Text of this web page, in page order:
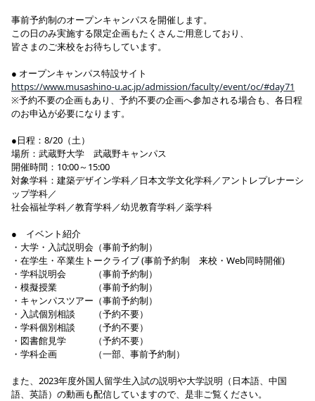
事前予約制のオープンキャンパスを開催します。
この日のみ実施する限定企画もたくさんご用意しており、
皆さまのご来校をお待ちしています。
● オープンキャンパス特設サイト
https://www.musashino-u.ac.jp/admission/faculty/event/oc/#day71
※予約不要の企画もあり、予約不要の企画へ参加される場合も、各日程
のお申込が必要になります。
●日程：8/20（土）
場所：武蔵野大学 武蔵野キャンパス
開催時間：10:00～15:00
対象学科：建築デザイン学科／日本文学文化学科／アントレプレナーシ
ップ学科／
社会福祉学科／教育学科／幼児教育学科／薬学科
● イベント紹介
・大学・入試説明会（事前予約制）
・在学生・卒業生トークライブ (事前予約制 来校・Web同時開催)
・学科説明会 （事前予約制）
・模擬授業 （事前予約制）
・キャンパスツアー（事前予約制）
・入試個別相談 （予約不要）
・学科個別相談 （予約不要）
・図書館見学 （予約不要）
・学科企画 （一部、事前予約制）
また、2023年度外国人留学生入試の説明や大学説明（日本語、中国
語、英語）の動画も配信していますので、是非ご覧ください。